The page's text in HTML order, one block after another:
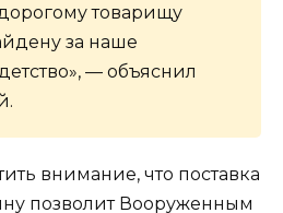
товарищу
за наше
— объяснил
внимание, что поставка
позволит Вооруженным